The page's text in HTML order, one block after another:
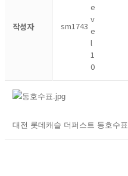
작성자 sm1743
대전 롯데캐슬 더퍼스트 동호수표